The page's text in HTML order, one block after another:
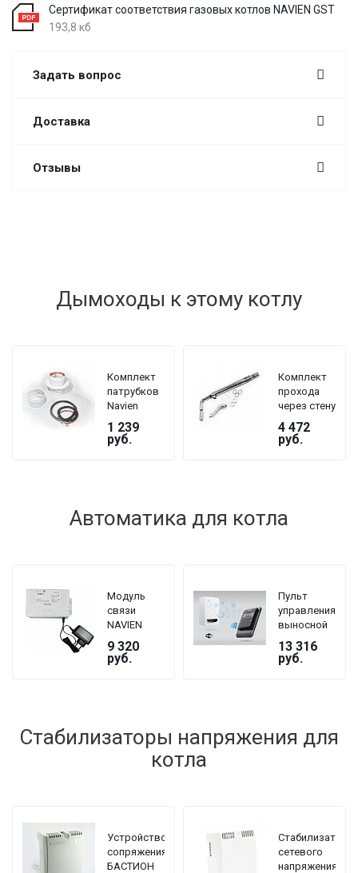
Сертификат соответствия газовых котлов NAVIEN GST
193,8 кб
Задать вопрос
Доставка
Отзывы
Дымоходы к этому котлу
Комплект
патрубков
Navien
BCSA 0493
для
коаксиального
1 239
руб.
Комплект
прохода
через стену
Navien
BCSA 0299
Ø 75/100
Deluxe
4 472
руб.
Автоматика для котла
Модуль
связи
NAVIEN
BCM-W35
9 320
руб.
Пульт
управления
выносной
NAVIEN NR-
40D (Room
Controller)
13 316
руб.
Стабилизаторы напряжения для
котла
Устройство
сопряжения
БАСТИОН
Стабилизатор
сетевого
напряжения